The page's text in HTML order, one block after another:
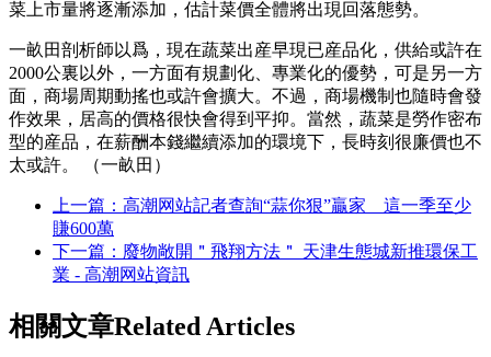
菜上市量將逐漸添加，估計菜價全體將出現回落態勢。
一畝田剖析師以爲，現在蔬菜出産早現已産品化，供給或許在
2000公裏以外，一方面有規劃化、專業化的優勢，可是另一方
面，商場周期動搖也或許會擴大。不過，商場機制也隨時會發
作效果，居高的價格很快會得到平抑。當然，蔬菜是勞作密布
型的産品，在薪酬本錢繼續添加的環境下，長時刻很廉價也不
太或許。 （一畝田）
上一篇：高潮网站記者查詢“蒜你狠”贏家 這一季至少
賺600萬
下一篇：廢物敞開＂飛翔方法＂ 天津生態城新推環保工
業 - 高潮网站資訊
相關文章Related Articles